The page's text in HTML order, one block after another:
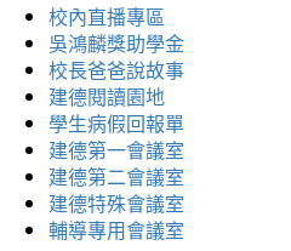
校內直播專區
吳鴻麟獎助學金
校長爸爸說故事
建德閱讀園地
學生病假回報單
建德第一會議室
建德第二會議室
建德特殊會議室
輔導專用會議室